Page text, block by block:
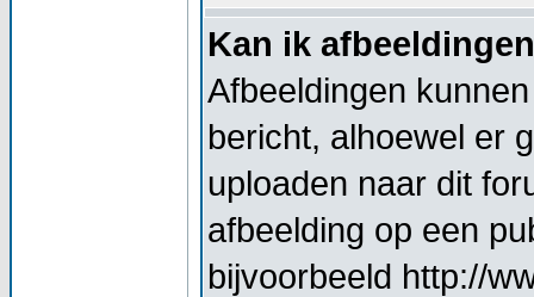
Kan ik
Afbeeldingen
bericht, alhoewel er
uploaden naar dit
afbeelding op een
bijvoorbeeld http://